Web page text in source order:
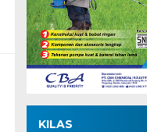
KILAS